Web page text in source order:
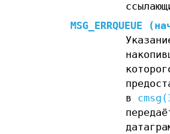
MSG_ERRQUEUE
в